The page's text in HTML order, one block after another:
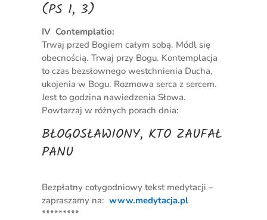
(PS 1, 3)
IV Contemplatio:
Trwaj przed Bogiem całym sobą. Módl się
obecnością. Trwaj przy Bogu. Kontemplacja
to czas bezsłownego westchnienia Ducha,
ukojenia w Bogu. Rozmowa serca z sercem.
Jest to godzina nawiedzenia Słowa.
Powtarzaj w różnych porach dnia:
BŁOGOSŁAWIONY, KTO ZAUFAŁ
PANU
Bezpłatny cotygodniowy tekst medytacji –
zapraszamy na: www.medytacja.pl
*********